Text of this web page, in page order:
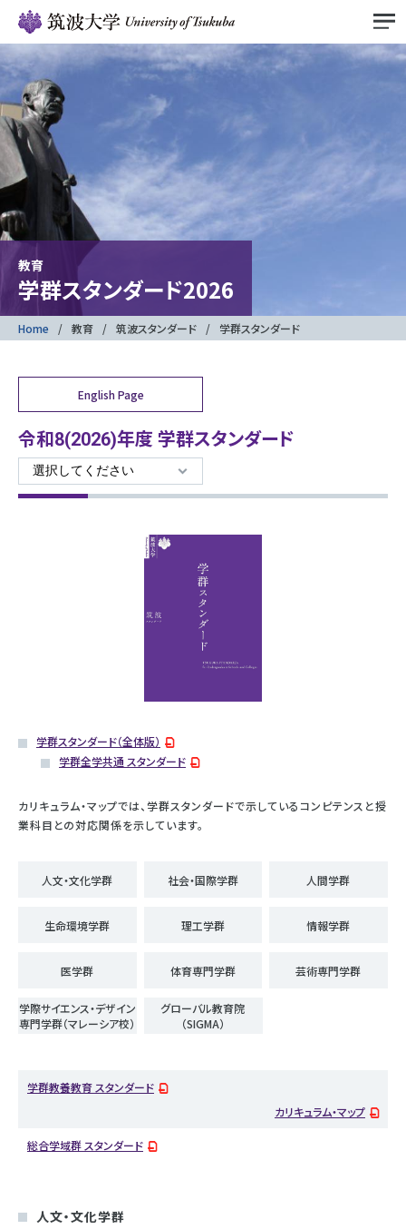
教育
学群スタンダード2026
Home 教育 筑波スタンダード 学群スタンダード
English Page
令和8(2026)年度 学群スタンダード
学群スタンダード（全体版）
学群全学共通 スタンダード
カリキュラム・マップでは、学群スタンダードで示しているコンピテンスと授
業科目との対応関係を示しています。
人文・文化学群 社会・国際学群 人間学群
生命環境学群 理工学群 情報学群
医学群 体育専門学群 芸術専門学群
学際サイエンス・デザイン
専門学群（マレーシア校）
グローバル教育院
（SIGMA）
学群教養教育 スタンダード
カリキュラム・マップ
総合学域群 スタンダード
人文・文化学群